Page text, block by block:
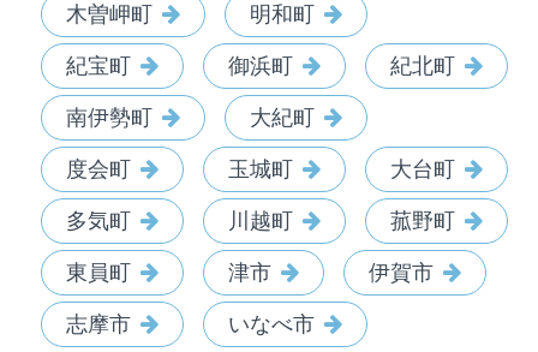
木曽岬町 明和町
紀宝町 御浜町 紀北町
南伊勢町 大紀町
度会町 玉城町 大台町
多気町 川越町 菰野町
東員町 津市 伊賀市
志摩市 いなべ市